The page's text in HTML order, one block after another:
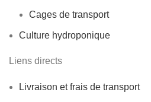
Cages de transport
Culture hydroponique
Liens directs
Livraison et frais de transport